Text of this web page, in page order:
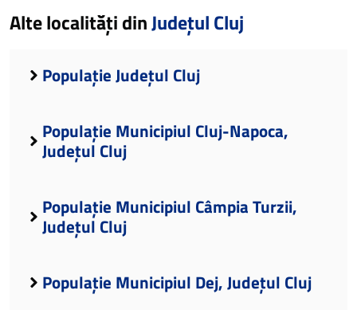
Alte localități dinJudețul Cluj
Populație Județul Cluj
Populație Municipiul Cluj-Napoca,
Județul Cluj
Populație Municipiul Câmpia Turzii,
Județul Cluj
Populație Municipiul Dej, Județul Cluj